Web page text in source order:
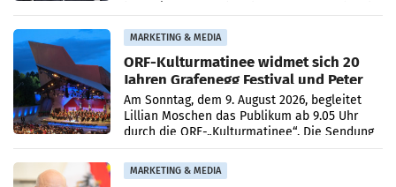
MARKETING & MEDIA
ORF-Kulturmatinee widmet sich 20
Jahren Grafenegg Festival und Peter
Simonischek
Am Sonntag, dem 9. August 2026, begleitet
Lillian Moschen das Publikum ab 9.05 Uhr
durch die ORF-„Kulturmatinee“. Die Sendung
startet mit der Dokumentation „20 Jahre
Grafenegg
MARKETING & MEDIA